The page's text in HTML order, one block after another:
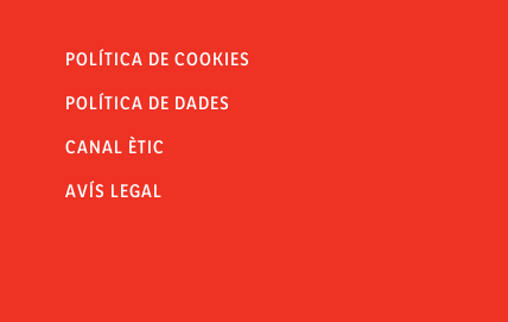
POLÍTICA DE COOKIES
POLÍTICA DE DADES
CANAL ÈTIC
AVÍS LEGAL